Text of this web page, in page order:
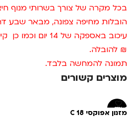
בכל מקרה של צורך בשרותי מנוף
הובלות מחיפה צפונה, מבאר שבע
₪ להובלה.
תמונה להמחשה בלבד.
מוצרים קשורים
-33%
מזנון אפוקסי C 18